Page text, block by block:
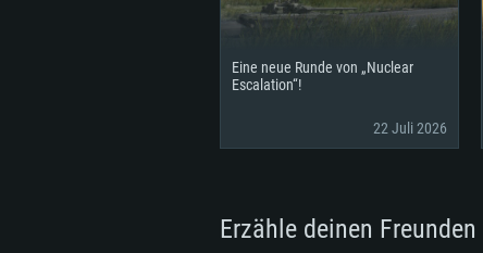
Eine neue Runde von „Nuclear
Escalation“!
22 Juli 2026
Erzähle deinen